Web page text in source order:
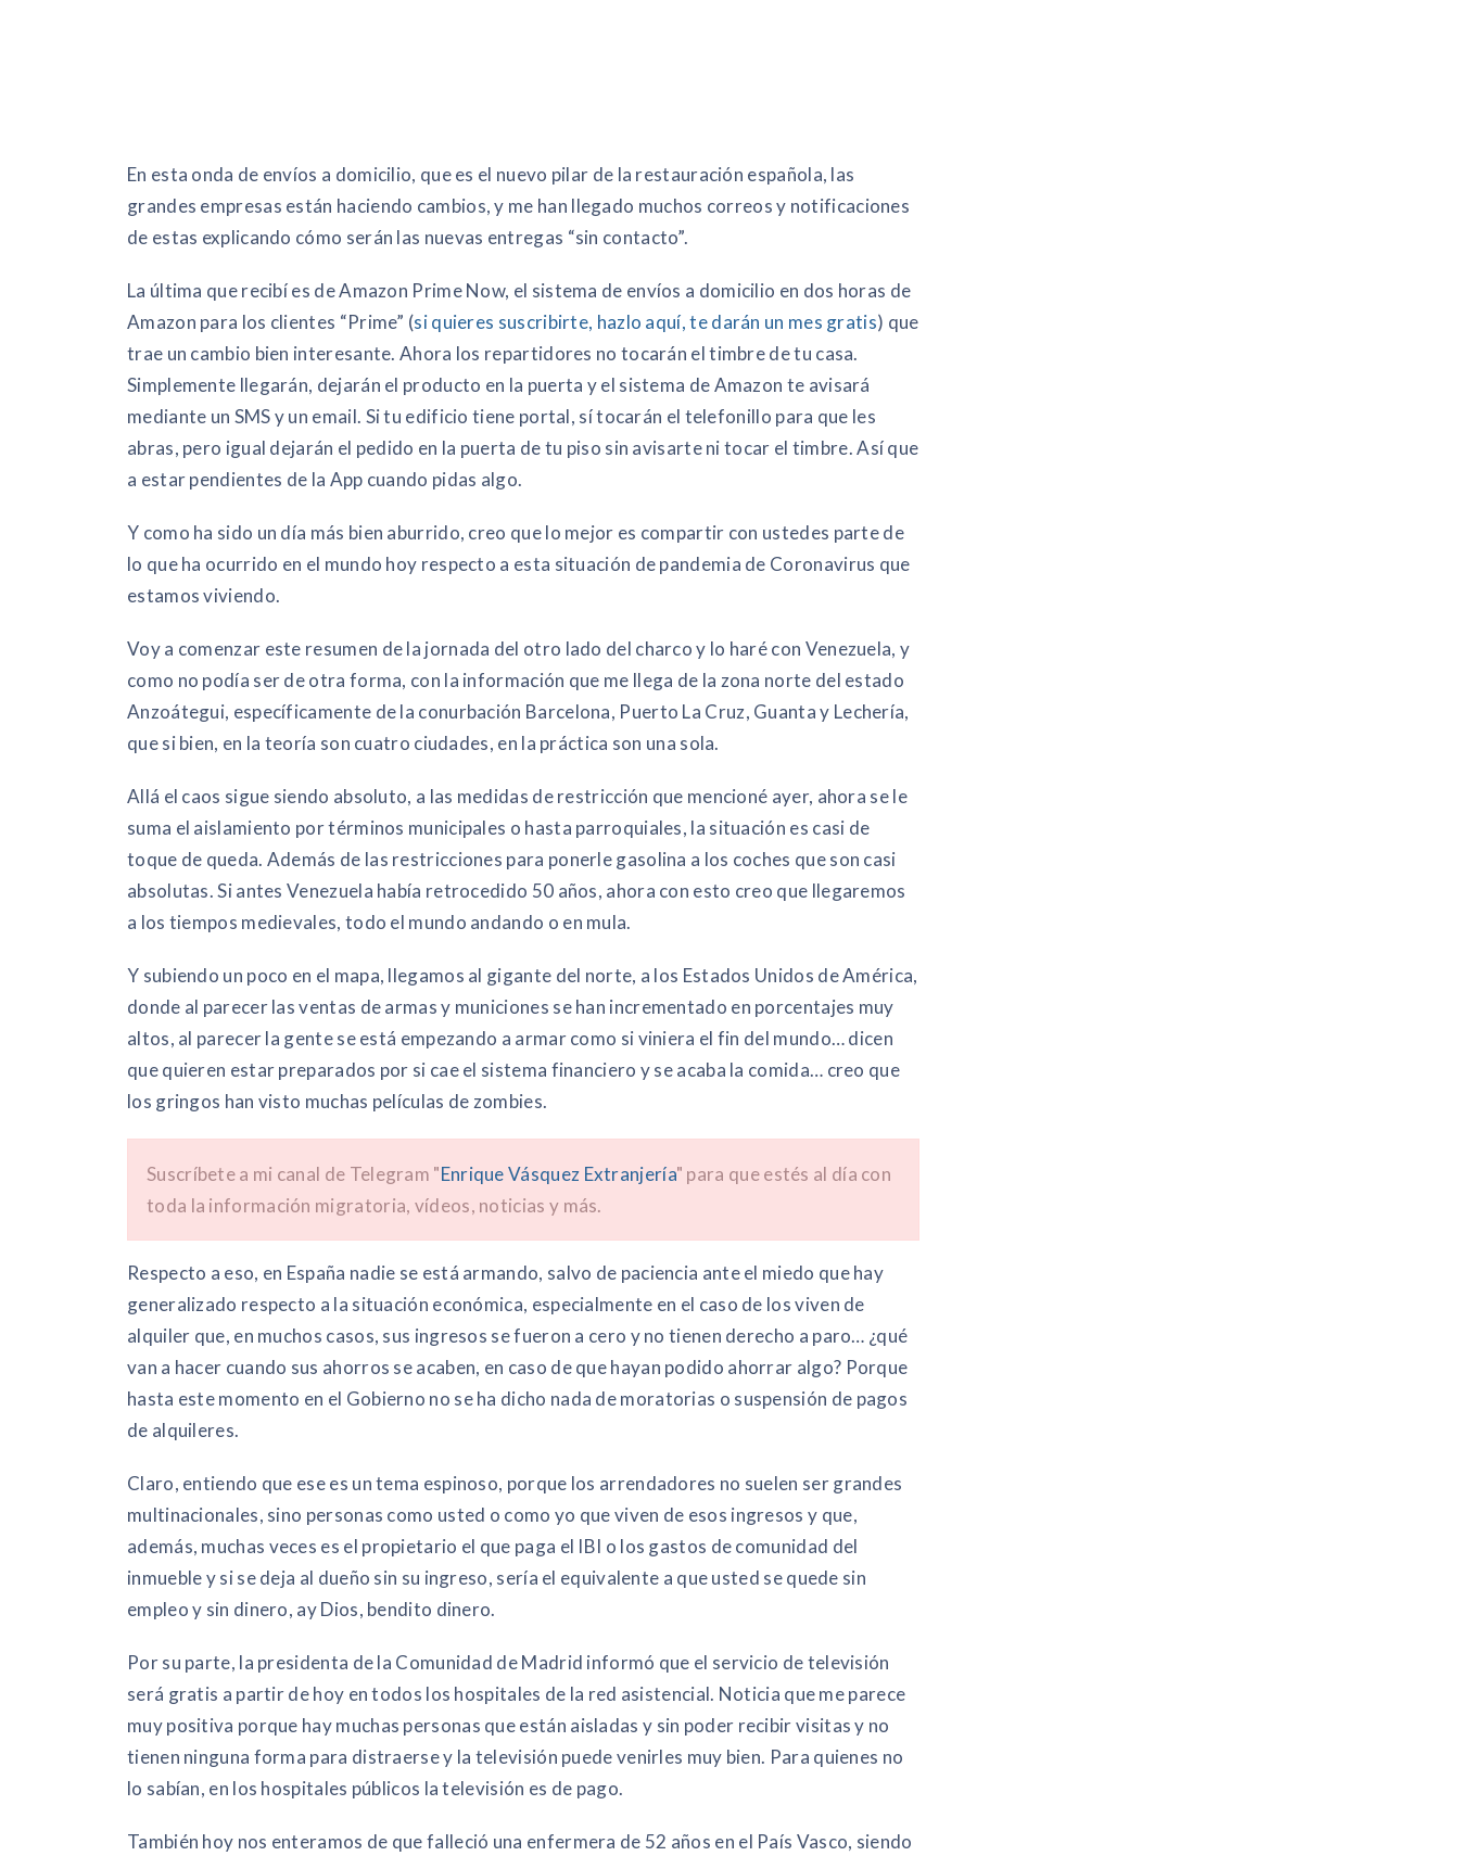
En esta onda de envíos a domicilio, que es el nuevo pilar de la restauración española, las
grandes empresas están haciendo cambios, y me han llegado muchos correos y notificaciones
de estas explicando cómo serán las nuevas entregas “sin contacto”.
La última que recibí es de Amazon Prime Now, el sistema de envíos a domicilio en dos horas de
Amazon para los clientes “Prime” (si quieres suscribirte, hazlo aquí, te darán un mes gratis) que
trae un cambio bien interesante. Ahora los repartidores no tocarán el timbre de tu casa.
Simplemente llegarán, dejarán el producto en la puerta y el sistema de Amazon te avisará
mediante un SMS y un email. Si tu edificio tiene portal, sí tocarán el telefonillo para que les
abras, pero igual dejarán el pedido en la puerta de tu piso sin avisarte ni tocar el timbre. Así que
a estar pendientes de la App cuando pidas algo.
Y como ha sido un día más bien aburrido, creo que lo mejor es compartir con ustedes parte de
lo que ha ocurrido en el mundo hoy respecto a esta situación de pandemia de Coronavirus que
estamos viviendo.
Voy a comenzar este resumen de la jornada del otro lado del charco y lo haré con Venezuela, y
como no podía ser de otra forma, con la información que me llega de la zona norte del estado
Anzoátegui, específicamente de la conurbación Barcelona, Puerto La Cruz, Guanta y Lechería,
que si bien, en la teoría son cuatro ciudades, en la práctica son una sola.
Allá el caos sigue siendo absoluto, a las medidas de restricción que mencioné ayer, ahora se le
suma el aislamiento por términos municipales o hasta parroquiales, la situación es casi de
toque de queda. Además de las restricciones para ponerle gasolina a los coches que son casi
absolutas. Si antes Venezuela había retrocedido 50 años, ahora con esto creo que llegaremos
a los tiempos medievales, todo el mundo andando o en mula.
Y subiendo un poco en el mapa, llegamos al gigante del norte, a los Estados Unidos de América,
donde al parecer las ventas de armas y municiones se han incrementado en porcentajes muy
altos, al parecer la gente se está empezando a armar como si viniera el fin del mundo… dicen
que quieren estar preparados por si cae el sistema financiero y se acaba la comida… creo que
los gringos han visto muchas películas de zombies.
Suscríbete a mi canal de Telegram "Enrique Vásquez Extranjería" para que estés al día con
toda la información migratoria, vídeos, noticias y más.
Respecto a eso, en España nadie se está armando, salvo de paciencia ante el miedo que hay
generalizado respecto a la situación económica, especialmente en el caso de los viven de
alquiler que, en muchos casos, sus ingresos se fueron a cero y no tienen derecho a paro… ¿qué
van a hacer cuando sus ahorros se acaben, en caso de que hayan podido ahorrar algo? Porque
hasta este momento en el Gobierno no se ha dicho nada de moratorias o suspensión de pagos
de alquileres.
Claro, entiendo que ese es un tema espinoso, porque los arrendadores no suelen ser grandes
multinacionales, sino personas como usted o como yo que viven de esos ingresos y que,
además, muchas veces es el propietario el que paga el IBI o los gastos de comunidad del
inmueble y si se deja al dueño sin su ingreso, sería el equivalente a que usted se quede sin
empleo y sin dinero, ay Dios, bendito dinero.
Por su parte, la presidenta de la Comunidad de Madrid informó que el servicio de televisión
será gratis a partir de hoy en todos los hospitales de la red asistencial. Noticia que me parece
muy positiva porque hay muchas personas que están aisladas y sin poder recibir visitas y no
tienen ninguna forma para distraerse y la televisión puede venirles muy bien. Para quienes no
lo sabían, en los hospitales públicos la televisión es de pago.
También hoy nos enteramos de que falleció una enfermera de 52 años en el País Vasco, siendo